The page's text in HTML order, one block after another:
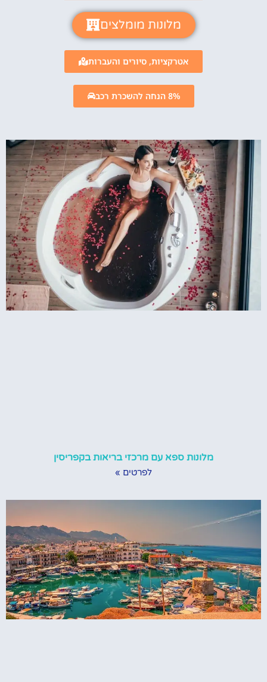
מלונות מומלצים
אטרקציות, סיורים והעברות
8% הנחה להשכרת רכב
מלונות ספא עם מרכזי בריאות בקפריסין
לפרטים »